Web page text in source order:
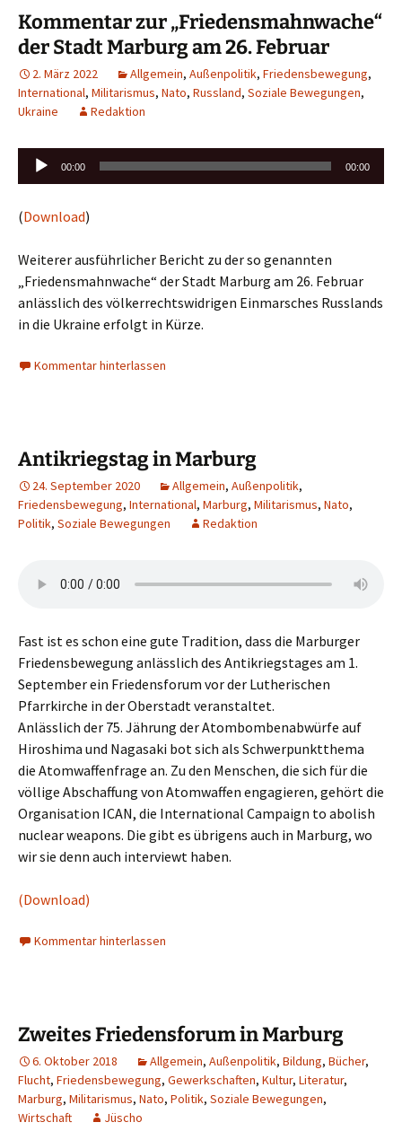
Kommentar zur „Friedensmahnwache“
der Stadt Marburg am 26. Februar
2. März 2022 Allgemein, Außenpolitik, Friedensbewegung,
International, Militarismus, Nato, Russland, Soziale Bewegungen,
Ukraine
Redaktion
Audio-
Player
00:00 00:00
(Download)
Weiterer ausführlicher Bericht zu der so genannten
„Friedensmahnwache“ der Stadt Marburg am 26. Februar
anlässlich des völkerrechtswidrigen Einmarsches Russlands
in die Ukraine erfolgt in Kürze.
Kommentar hinterlassen
Antikriegstag in Marburg
24. September 2020 Allgemein, Außenpolitik,
Friedensbewegung, International, Marburg, Militarismus, Nato,
Politik, Soziale Bewegungen Redaktion
Fast ist es schon eine gute Tradition, dass die Marburger
Friedensbewegung anlässlich des Antikriegstages am 1.
September ein Friedensforum vor der Lutherischen
Pfarrkirche in der Oberstadt veranstaltet.
Anlässlich der 75. Jährung der Atombombenabwürfe auf
Hiroshima und Nagasaki bot sich als Schwerpunktthema
die Atomwaffenfrage an. Zu den Menschen, die sich für die
völlige Abschaffung von Atomwaffen engagieren, gehört die
Organisation ICAN, die International Campaign to abolish
nuclear weapons. Die gibt es übrigens auch in Marburg, wo
wir sie denn auch interviewt haben.
(Download)
Kommentar hinterlassen
Zweites Friedensforum in Marburg
6. Oktober 2018 Allgemein, Außenpolitik, Bildung, Bücher,
Flucht, Friedensbewegung, Gewerkschaften, Kultur, Literatur,
Marburg, Militarismus, Nato, Politik, Soziale Bewegungen,
Wirtschaft
Jüscho